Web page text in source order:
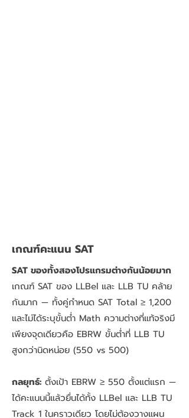
เกณฑ์คะแนน SAT
SAT ของทั้งสองโปรแกรมต่างกันน้อยมาก
เกณฑ์ SAT ของ LLBel และ LLB TU คล้าย
กันมาก — ทั้งคู่กำหนด SAT Total ≥ 1,200
และไม่ได้ระบุขั้นต่ำ Math ความต่างที่แท้จริงมี
เพียงจุดเดียวคือ EBRW ขั้นต่ำที่ LLB TU
สูงกว่านิดหน่อย (550 vs 500)
กลยุทธ์: ตั้งเป้า EBRW ≥ 550 ตั้งแต่แรก —
ได้คะแนนนี้แล้วยื่นได้ทั้ง LLBel และ LLB TU
Track 1 ในคราวเดียว โดยไม่ต้องวางแผน